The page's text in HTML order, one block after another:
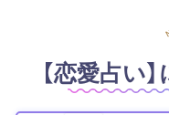
【恋愛占い